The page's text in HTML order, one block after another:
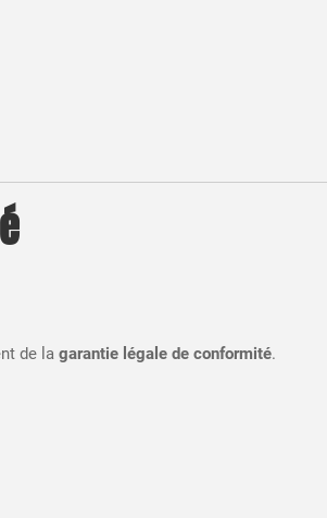
de la garantie légale de conformité.